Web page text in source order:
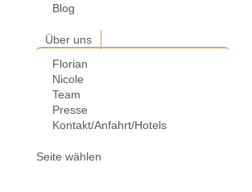
Blog
Über uns
Florian
Nicole
Team
Presse
Kontakt/Anfahrt/Hotels
Seite wählen